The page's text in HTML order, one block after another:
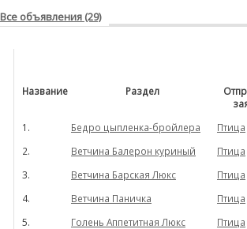
Все объявления (29)
Название Раздел
1.
Бедро цыпленка-бройлера
Птица
2.
Ветчина Балерон куриный
Птица
3.
Ветчина Барская Люкс
Птица
4.
Ветчина Паничка
Птица
5.
Голень Аппетитная Люкс
Птица